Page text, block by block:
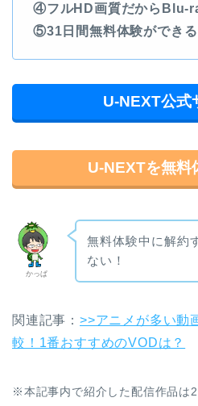
④フルHD画質だからBlu-
⑤31日間無料体験ができる
U-NEXT公
U-NEXTを無
かっぱ
無料体験中に解約
ない！
関連記事： >>アニメが多い動
較！1番おすすめのVODは？
※本記事内で紹介した配信作品は